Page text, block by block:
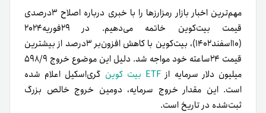
مهم‌ترین اخبار بازار رمزارزها را با خبری درباره اصلاح ۳درصدی
قیمت بیت‌کوین خاتمه می‌دهیم. در ۲۹فوریه‌۲۰۲۴
(۱۰اسفند۱۴۰۲)، بیت‌کوین با کاهش افزون‌بر ۳درصد از بیشترین
قیمت ۲۴‌ساعته خود مواجه شد. دلیل این موضوع خروج ۵۹۸/۹
میلیون دلار سرمایه‌ از ETF بیت کوین
گری‌اسکیل اعلام شده
است. این مقدار خروج سرمایه، دومین خروج خالص بزرگ
ثبت‌شده در تاریخ است.